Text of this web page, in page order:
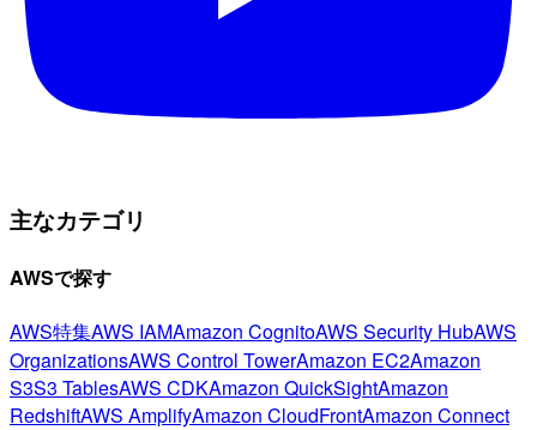
主なカテゴリ
AWSで探す
AWS特集AWS IAMAmazon CognitoAWS Security HubAWS
OrganizationsAWS Control TowerAmazon EC2Amazon
S3S3 TablesAWS CDKAmazon QuickSightAmazon
RedshiftAWS AmplifyAmazon CloudFrontAmazon Connect